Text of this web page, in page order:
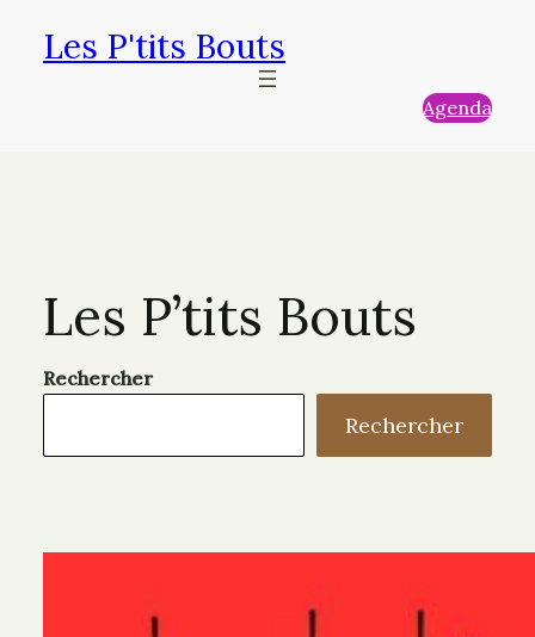
Les P'tits Bouts
Agenda
Les P’tits Bouts
Rechercher
Rechercher